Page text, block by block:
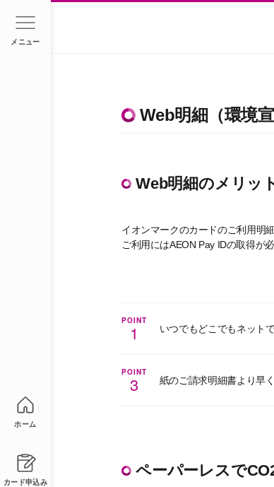
Web明細（環境
Web明細のメリッ
イオンマークのカードのご利用明
ご利用にはAEON Pay IDの取得が必
POINT
1 いつでもどこでもネット
POINT
3 紙のご請求明細書より早
ペーパーレスで
メニュー
ホーム
カード申込み